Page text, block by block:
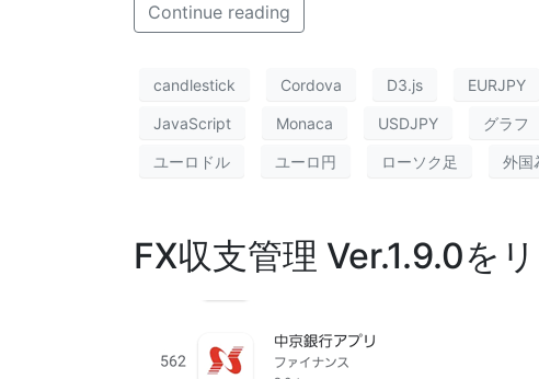
Continue reading
candlestick Cordova D3.js EURJPY
JavaScript Monaca USDJPY グラフ
ユーロドル ユーロ円 ローソク足 外国
FX収支管理 Ver.1.9.0を